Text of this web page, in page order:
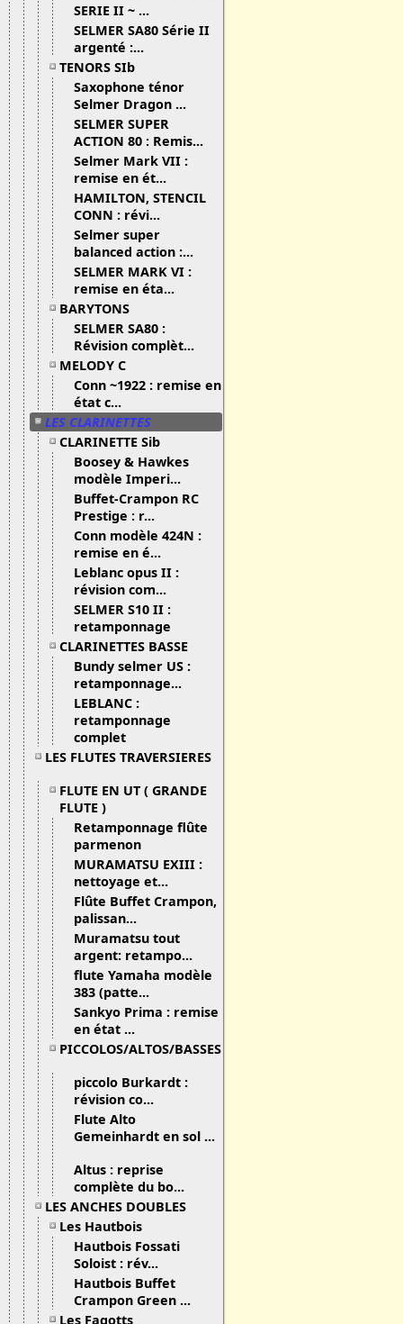
SERIE II ~ ...
SELMER SA80 Série II
argenté :...
TENORS SIb
Saxophone ténor
Selmer Dragon ...
SELMER SUPER
ACTION 80 : Remis...
Selmer Mark VII :
remise en ét...
HAMILTON, STENCIL
CONN : révi...
Selmer super
balanced action :...
SELMER MARK VI :
remise en éta...
BARYTONS
SELMER SA80 :
Révision complèt...
MELODY C
Conn ~1922 : remise en
état c...
LES CLARINETTES
CLARINETTE Sib
Boosey & Hawkes
modèle Imperi...
Buffet-Crampon RC
Prestige : r...
Conn modèle 424N :
remise en é...
Leblanc opus II :
révision com...
SELMER S10 II :
retamponnage
CLARINETTES BASSE
Bundy selmer US :
retamponnage...
LEBLANC :
retamponnage
complet
LES FLUTES TRAVERSIERES
FLUTE EN UT ( GRANDE
FLUTE )
Retamponnage flûte
parmenon
MURAMATSU EXIII :
nettoyage et...
Flûte Buffet Crampon,
palissan...
Muramatsu tout
argent: retampo...
flute Yamaha modèle
383 (patte...
Sankyo Prima : remise
en état ...
PICCOLOS/ALTOS/BASSES
piccolo Burkardt :
révision co...
Flute Alto
Gemeinhardt en sol ...
Altus : reprise
complète du bo...
LES ANCHES DOUBLES
Les Hautbois
Hautbois Fossati
Soloist : rév...
Hautbois Buffet
Crampon Green ...
Les Fagotts